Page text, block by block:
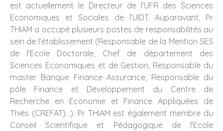
est actuellement le Directeur de l’UFR des Sciences
Economiques et Sociales de l’UIDT. Auparavant, Pr
THIAM a occupé plusieurs postes de responsabilités au
sein de l’établissement (Responsable de la Mention SES
de l’Ecole Doctorale, Chef de département des
Sciences Economiques et de Gestion, Responsable du
master Banque Finance Assurance, Responsable du
pôle Finance et Développement du Centre de
Recherche en Economie et Finance Appliquées de
Thiès (CREFAT)…). Pr THIAM est également membre du
Conseil Scientifique et Pédagogique de l’Ecole